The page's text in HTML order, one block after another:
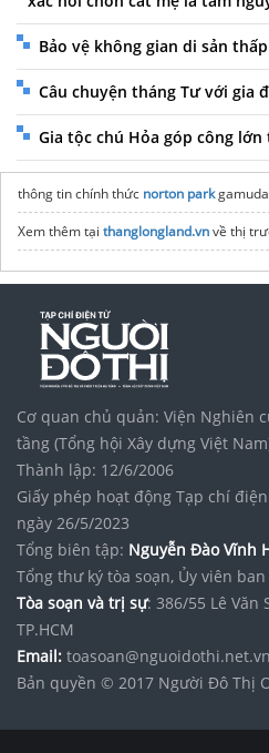
Bảo vệ không gian di sản
Câu chuyện tháng Tư với gia
Gia tộc chú Hỏa góp công
thông tin chính thức norton park
Xem thêm tại thanglongland.vnvề thị
Cơ quan chủ quản: Viện Nghiên
tầng (Tổng hội Xây dựng Việt
Thành lập: 12/6/2006
Giấy phép hoạt động Tạp chí điện
ngày 26/5/2023
Tổng biên tập: Nguyễn Đào Vĩnh
Tổng thư ký tòa soạn, Ủy viên
Tòa soạn và trị sự: 386/55 Lê Văn
TP.HCM
Email:
Bản quyền © 2017 Người Đô Thị